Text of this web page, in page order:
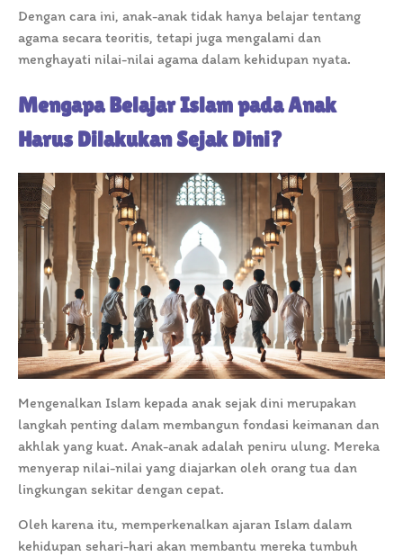
Dengan cara ini, anak-anak tidak hanya belajar tentang
agama secara teoritis, tetapi juga mengalami dan
menghayati nilai-nilai agama dalam kehidupan nyata.
Mengapa Belajar Islam pada Anak
Harus Dilakukan Sejak Dini?
Mengenalkan Islam kepada anak sejak dini merupakan
langkah penting dalam membangun fondasi keimanan dan
akhlak yang kuat. Anak-anak adalah peniru ulung. Mereka
menyerap nilai-nilai yang diajarkan oleh orang tua dan
lingkungan sekitar dengan cepat.
Oleh karena itu, memperkenalkan ajaran Islam dalam
kehidupan sehari-hari akan membantu mereka tumbuh